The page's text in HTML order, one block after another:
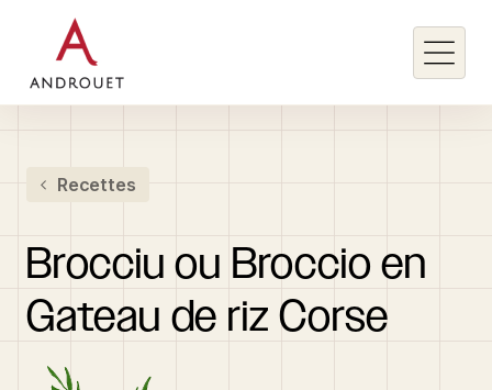
Rechercher un mot clé
Recettes
Brocciu ou Broccio en
Gateau de riz Corse